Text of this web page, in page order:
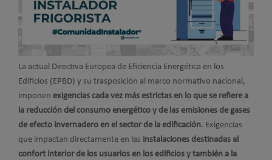
La actual Directiva Europea de Eficiencia Energética en los
Edificios (EPBD) y su trasposición al marco normativo nacional,
imponen exigencias cada vez más estrictas en lo que se refiere a
la reducción del consumo energético y de las emisiones de gases
de efecto invernadero en el sector de la edificación. Exigencias
que impactan directamente en las instalaciones destinadas al
confort interior de los usuarios en los edificios y también a la